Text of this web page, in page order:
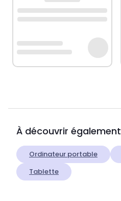
À découvrir également
Ordinateur portable
Tablette